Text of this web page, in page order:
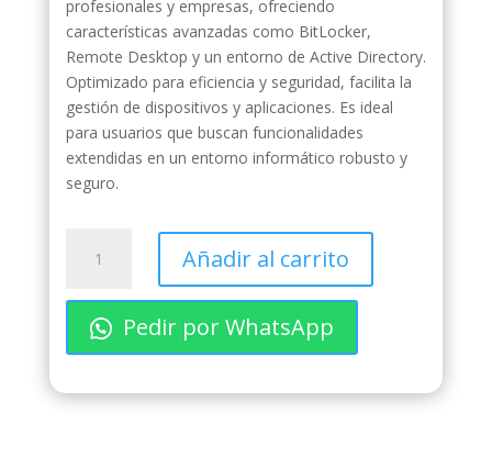
profesionales y empresas, ofreciendo
características avanzadas como BitLocker,
Remote Desktop y un entorno de Active Directory.
Optimizado para eficiencia y seguridad, facilita la
gestión de dispositivos y aplicaciones. Es ideal
para usuarios que buscan funcionalidades
extendidas en un entorno informático robusto y
seguro.
Windows
cantidad
Añadir al carrito
Pedir por WhatsApp